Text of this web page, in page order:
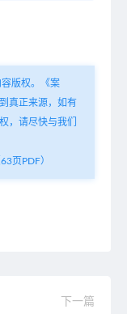
版权。《案
真正来源，如有
，请尽快与我们
页PDF）
下一篇